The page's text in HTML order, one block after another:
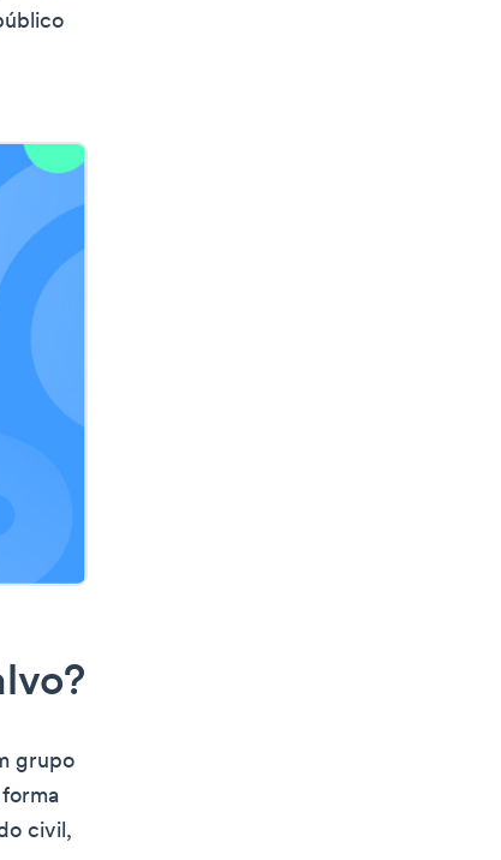
grupo
civil,